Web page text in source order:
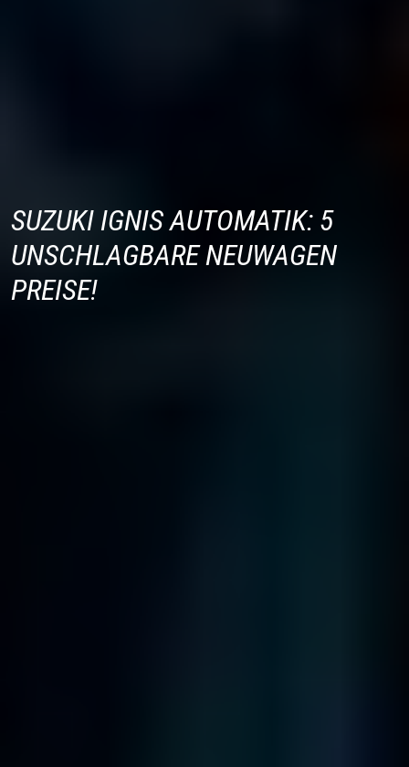
SUZUKI IGNIS AUTOMATIK: 5
UNSCHLAGBARE NEUWAGEN
PREISE!